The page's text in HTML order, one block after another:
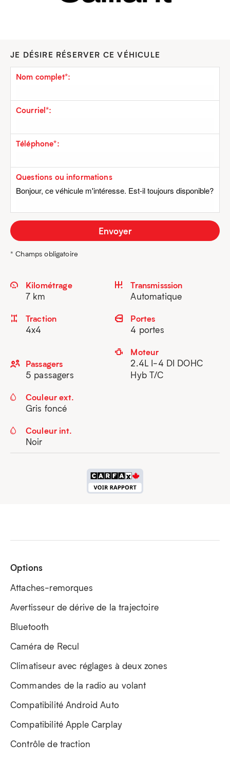
JE DÉSIRE RÉSERVER CE VÉHICULE
Nom complet*:
Courriel*:
Téléphone*:
Questions ou informations
* Champs obligatoire
Kilométrage
7 km
Transmisssion
Automatique
Traction
4x4
Portes
4 portes
Passagers
5 passagers
Moteur
2.4L I-4 DI DOHC
Hyb T/C
Couleur ext.
Gris foncé
Couleur int.
Noir
Options
Attaches-remorques
Avertisseur de dérive de la trajectoire
Bluetooth
Caméra de Recul
Climatiseur avec réglages à deux zones
Commandes de la radio au volant
Compatibilité Android Auto
Compatibilité Apple Carplay
Contrôle de traction